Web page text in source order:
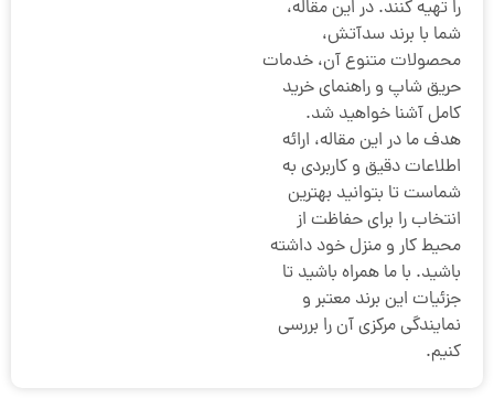
را تهیه کنند. در این مقاله،
شما با برند سدآتش،
محصولات متنوع آن، خدمات
حریق شاپ و راهنمای خرید
کامل آشنا خواهید شد.
هدف ما در این مقاله، ارائه
اطلاعات دقیق و کاربردی به
شماست تا بتوانید بهترین
انتخاب را برای حفاظت از
محیط کار و منزل خود داشته
باشید. با ما همراه باشید تا
جزئیات این برند معتبر و
نمایندگی مرکزی آن را بررسی
کنیم.